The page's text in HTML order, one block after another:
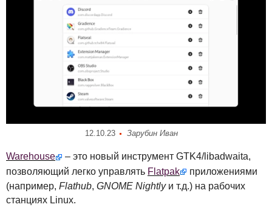
12.10.23 Зарубин Иван
Warehouse
– это новый инструмент GTK4/libadwaita,
позволяющий легко управлять Flatpak
приложениями
(например, Flathub, GNOME Nightlyи т.д.) на рабочих
станциях Linux.